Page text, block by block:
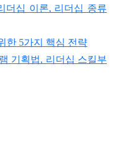
더십 이론, 리더십 종류
한 5가지 핵심 전략
기획법, 리더십 스킬부